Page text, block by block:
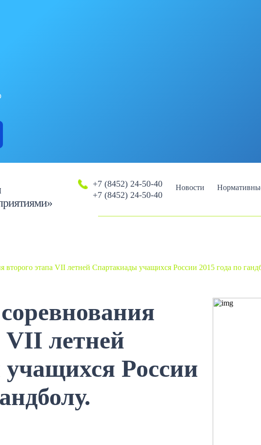
+7 (8452) 24-50-40
+7 (8452) 24-50-40
Новости
второго этапа VII летней Спартакиады учащихся России 2015 года по
VII летней
России